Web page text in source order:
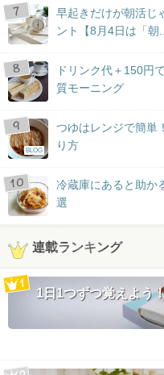
早起きだけが朝活じ
ント【8月4日は「朝...
ドリンク代＋150円
質モーニング
BLOG
つゆはレンジで簡単
り方
冷蔵庫にあると助か
選
連載ランキング
1日1つずつ覚えよう